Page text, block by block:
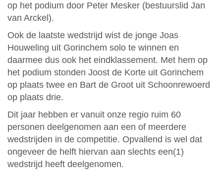
op het podium door Peter Mesker (bestuurslid Jan
van Arckel).
Ook de laatste wedstrijd wist de jonge Joas
Houweling uit Gorinchem solo te winnen en
daarmee dus ook het eindklassement. Met hem op
het podium stonden Joost de Korte uit Gorinchem
op plaats twee en Bart de Groot uit Schoonrewoerd
op plaats drie.
Dit jaar hebben er vanuit onze regio ruim 60
personen deelgenomen aan een of meerdere
wedstrijden in de competitie. Opvallend is wel dat
ongeveer de helft hiervan aan slechts een(1)
wedstrijd heeft deelgenomen.